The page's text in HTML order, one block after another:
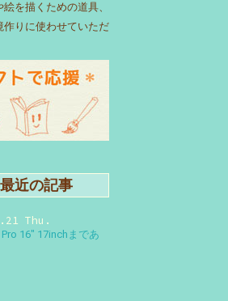
を描くための道具、
りに使わせていただ
近の記事
Thu.
16″ 17inchまであ